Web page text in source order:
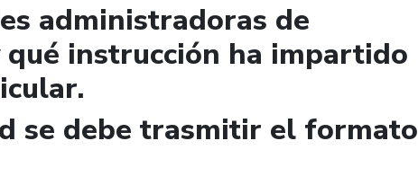
administradoras de
qué instrucción ha impartido
se debe trasmitir el formato